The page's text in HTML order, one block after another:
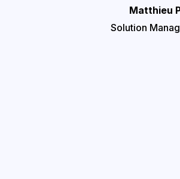
Matthieu
Solution